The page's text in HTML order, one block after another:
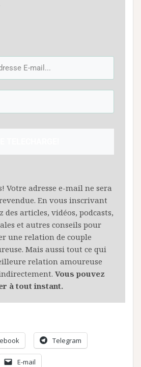
Votre adresse e-mail ne sera
En vous inscrivant
des articles, vidéos, podcasts,
et autres conseils pour
une relation de couple
Mais aussi tout ce qui
relation amoureuse
Vous pouvez
à tout instant.
Telegram
E-mail